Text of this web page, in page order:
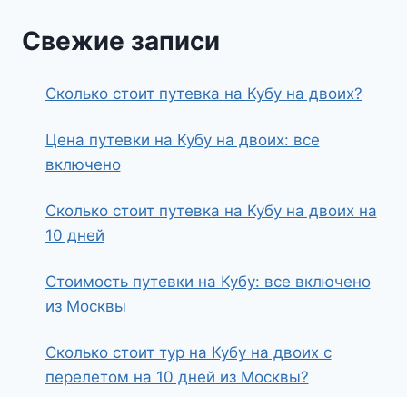
Свежие записи
Сколько стоит путевка на Кубу на двоих?
Цена путевки на Кубу на двоих: все
включено
Сколько стоит путевка на Кубу на двоих на
10 дней
Стоимость путевки на Кубу: все включено
из Москвы
Сколько стоит тур на Кубу на двоих с
перелетом на 10 дней из Москвы?